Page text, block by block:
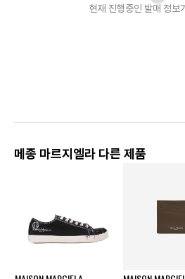
현재 진행중인 발매 정보
메종 마르지엘라 다른 제품